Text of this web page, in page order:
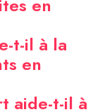
en
t-il à la
en
aide-t-il à